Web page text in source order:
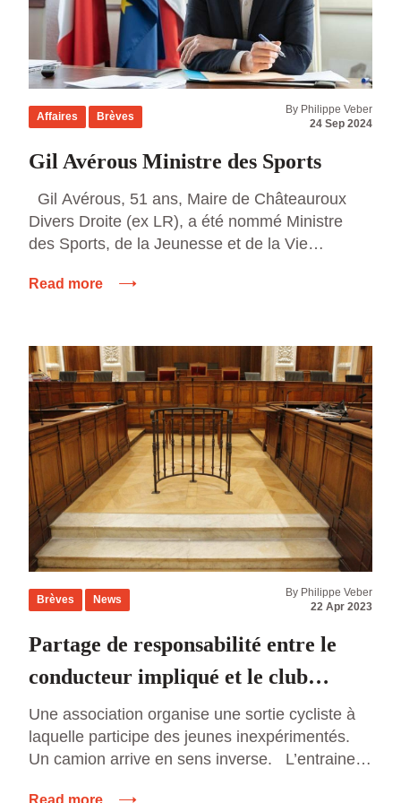
Affaires Brèves
By Philippe Veber
24 Sep 2024
Gil Avérous Ministre des Sports
Gil Avérous, 51 ans, Maire de Châteauroux
Divers Droite (ex LR), a été nommé Ministre
des Sports, de la Jeunesse et de la Vie
Barnier ce samedi 21 septembre 2024. L’élu
Métropole et président de l’association Villes de
[…]
Read more
Brèves News
By Philippe Veber
22 Apr 2023
Partage de responsabilité entre le
conducteur impliqué et le club
organisateur lors d'une sortie
cycliste
Une association organise une sortie cycliste à
laquelle participe des jeunes inexpérimentés.
Un camion arrive en sens inverse. L’entraineur
Read more